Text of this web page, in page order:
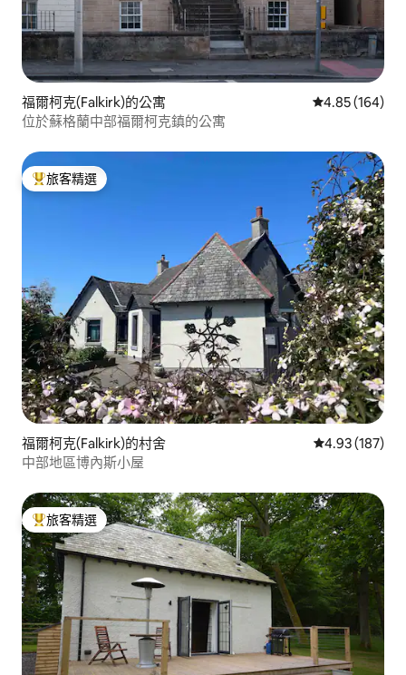
福爾柯克(Falkirk)的公寓 從 164 則評價
4.85 (164)
位於蘇格蘭中部福爾柯克鎮的公寓
旅客精選榜首
旅客精選
福爾柯克(Falkirk)的村舍 從 187 則評價
4.93 (187)
中部地區博內斯小屋
旅客精選榜首
旅客精選